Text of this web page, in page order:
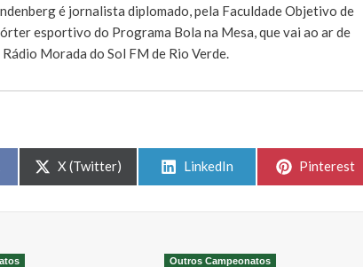
é jornalista diplomado, pela Faculdade Objetivo de
esportivo do Programa Bola na Mesa, que vai ao ar de
Morada do Sol FM de Rio Verde.
Share
on
X (Twitter)
Share
LinkedIn
Share
Pinterest
Outros Campeonatos